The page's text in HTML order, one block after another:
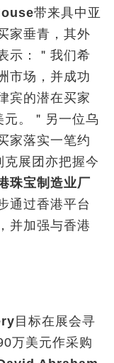
带来具中亚
家垂青，其外
示：＂我们希
市场，并成功
宾的潜在买家
元。＂另一位乌
家落实一笔约
展团亦把握今
珠宝制造业厂
通过香港平台
并加强与香港
目标在展会寻
万美元作采购